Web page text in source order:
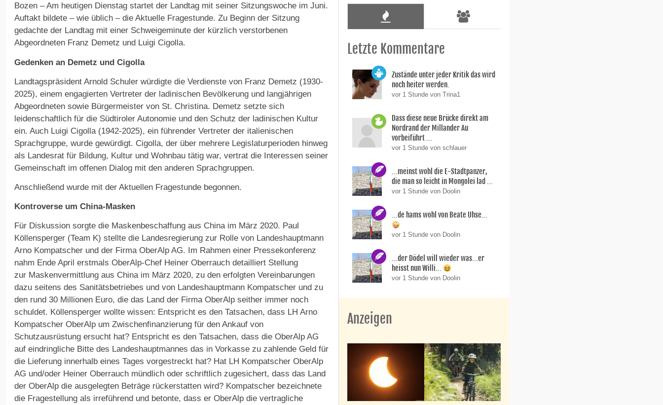
Bozen – Am heutigen Dienstag startet der Landtag mit seiner Sitzungswoche im Juni.
Auftakt bildete – wie üblich – die Aktuelle Fragestunde. Zu Beginn der Sitzung
gedachte der Landtag mit einer Schweigeminute der kürzlich verstorbenen
Abgeordneten Franz Demetz und Luigi Cigolla.
Gedenken an Demetz und Cigolla
Landtagspräsident Arnold Schuler würdigte die Verdienste von Franz Demetz (1930-
2025), einem engagierten Vertreter der ladinischen Bevölkerung und langjährigen
Abgeordneten sowie Bürgermeister von St. Christina. Demetz setzte sich
leidenschaftlich für die Südtiroler Autonomie und den Schutz der ladinischen Kultur
ein. Auch Luigi Cigolla (1942-2025), ein führender Vertreter der italienischen
Sprachgruppe, wurde gewürdigt. Cigolla, der über mehrere Legislaturperioden hinweg
als Landesrat für Bildung, Kultur und Wohnbau tätig war, vertrat die Interessen seiner
Gemeinschaft im offenen Dialog mit den anderen Sprachgruppen.
Anschließend wurde mit der Aktuellen Fragestunde begonnen.
Kontroverse um China-Masken
Für Diskussion sorgte die Maskenbeschaffung aus China im März 2020. Paul
Köllensperger (Team K) stellte die Landesregierung zur Rolle von Landeshauptmann
Arno Kompatscher und der Firma OberAlp AG. Im Rahmen einer Pressekonferenz
nahm Ende April erstmals OberAlp-Chef Heiner Oberrauch detailliert Stellung
zur Maskenvermittlung aus China im März 2020, zu den erfolgten Vereinbarungen
dazu seitens des Sanitätsbetriebes und von Landeshauptmann Kompatscher und zu
den rund 30 Millionen Euro, die das Land der Firma OberAlp seither immer noch
schuldet. Köllensperger wollte wissen: Entspricht es den Tatsachen, dass LH Arno
Kompatscher OberAlp um Zwischenfinanzierung für den Ankauf von
Schutzausrüstung ersucht hat? Entspricht es den Tatsachen, dass die OberAlp AG
auf eindringliche Bitte des Landeshauptmannes das in Vorkasse zu zahlende Geld für
die Lieferung innerhalb eines Tages vorgestreckt hat? Hat LH Kompatscher OberAlp
AG und/oder Heiner Oberrauch mündlich oder schriftlich zugesichert, dass das Land
der OberAlp die ausgelegten Beträge rückerstatten wird? Kompatscher bezeichnete
die Fragestellung als irreführend und betonte, dass er OberAlp die vertragliche
Letzte Kommentare
Zustände unter jeder Kritik das wird
noch heiter werden.
vor 1 Stunde von Trina1
Dass diese neue Brücke direkt am
Nordrand der Millander Au
vorbeiführt ...
vor 1 Stunde von schlauer
...meinst wohl die E-Stadtpanzer,
die man so leicht in Mongolei lad ...
vor 1 Stunde von Doolin
...de hams wohl von Beate Uhse...
vor 1 Stunde von Doolin
...der Dödel will wieder was...er
heisst nun Willi...
vor 1 Stunde von Doolin
Anzeigen